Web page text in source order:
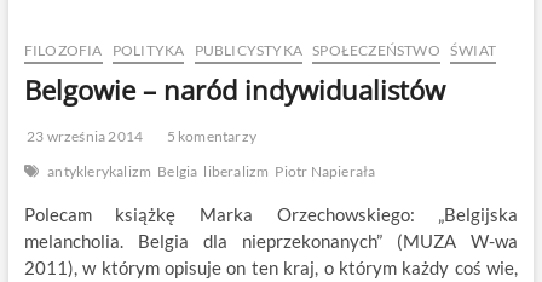
B
FILOZOFIA POLITYKA PUBLICYSTYKA SPOŁECZEŃSTWO ŚWIAT
Belgowie – naród indywidualistów
23 września 2014
5 komentarzy
antyklerykalizm Belgia liberalizm Piotr Napierała
Polecam książkę Marka Orzechowskiego: „Belgijska
melancholia. Belgia dla nieprzekonanych” (MUZA W-wa
2011), w którym opisuje on ten kraj, o którym każdy coś wie,